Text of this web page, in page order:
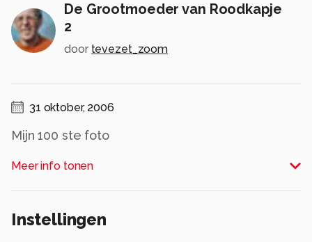
De Grootmoeder van Roodkapje
2
door tevezet_zoom
31 oktober, 2006
Mijn 100 ste foto
Meer info tonen
Instellingen